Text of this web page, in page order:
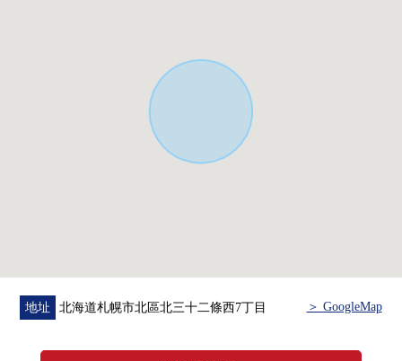
地址 北海道札幌市北區北三十二條西7丁目 ＞ GoogleMap